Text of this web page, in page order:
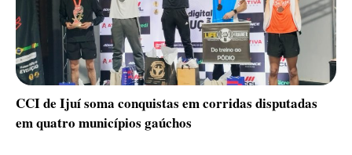
CCI de Ijuí soma conquistas em corridas disputadas
em quatro municípios gaúchos